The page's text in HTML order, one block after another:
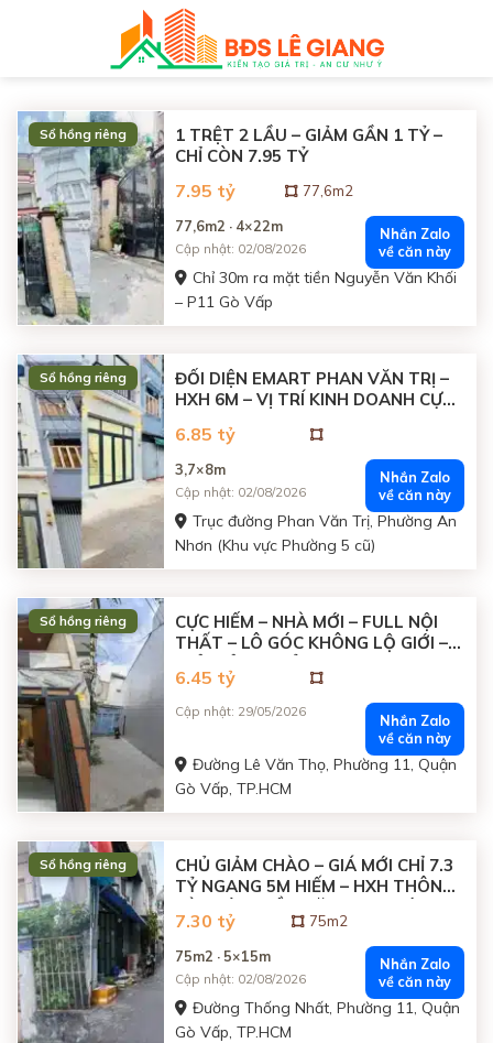
Sổ hồng riêng
1 TRỆT 2 LẦU – GIẢM GẦN 1 TỶ –
CHỈ CÒN 7.95 TỶ
7.95 tỷ
77,6m2
77,6m2 · 4×22m
Cập nhật: 02/08/2026
Nhắn Zalo
về căn này
Chỉ 30m ra mặt tiền Nguyễn Văn Khối
– P11 Gò Vấp
Sổ hồng riêng
ĐỐI DIỆN EMART PHAN VĂN TRỊ –
HXH 6M – VỊ TRÍ KINH DOANH CỰC
6.85 tỷ
3,7×8m
Cập nhật: 02/08/2026
Nhắn Zalo
về căn này
Trục đường Phan Văn Trị, Phường An
Nhơn (Khu vực Phường 5 cũ)
Sổ hồng riêng
CỰC HIẾM – NHÀ MỚI – FULL NỘI
THẤT – LÔ GÓC KHÔNG LỘ GIỚI –
6.45 tỷ
Cập nhật: 29/05/2026
Nhắn Zalo
về căn này
Đường Lê Văn Thọ, Phường 11, Quận
Gò Vấp, TP.HCM
Sổ hồng riêng
CHỦ GIẢM CHÀO – GIÁ MỚI CHỈ 7.3
TỶ NGANG 5M HIẾM – HXH THÔNG
7.30 tỷ
75m2
75m2 · 5×15m
Cập nhật: 02/08/2026
Nhắn Zalo
về căn này
Đường Thống Nhất, Phường 11, Quận
Gò Vấp, TP.HCM